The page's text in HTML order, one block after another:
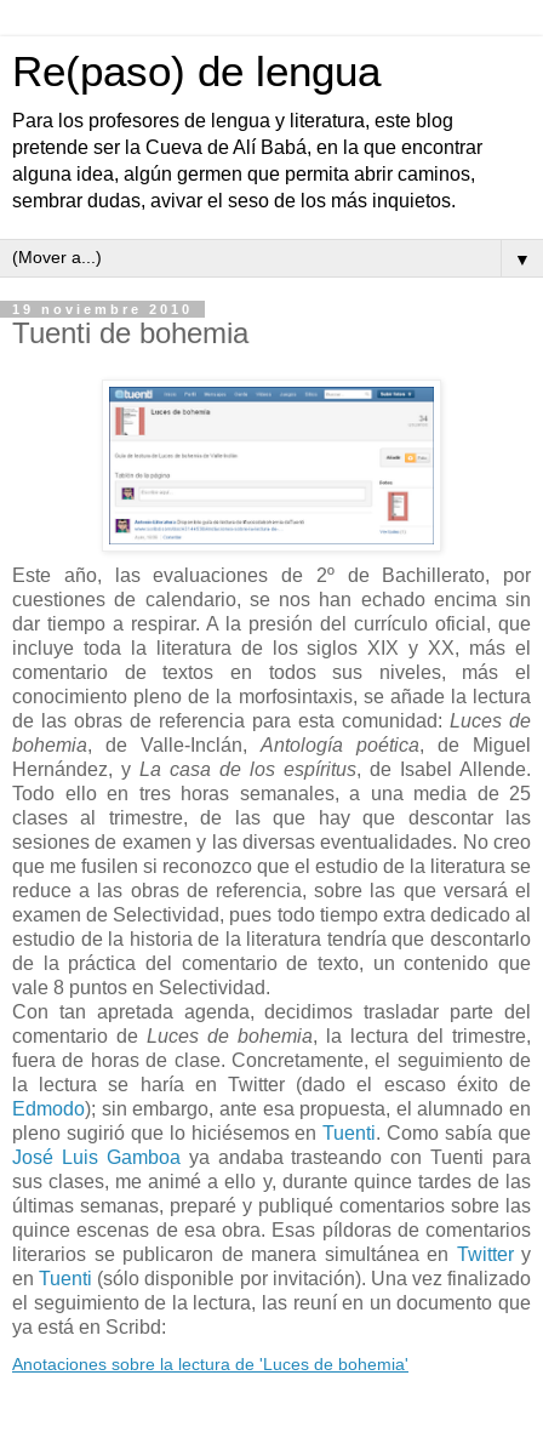
Re(paso) de lengua
Para los profesores de lengua y literatura, este blog
pretende ser la Cueva de Alí Babá, en la que encontrar
alguna idea, algún germen que permita abrir caminos,
sembrar dudas, avivar el seso de los más inquietos.
▼
19 noviembre 2010
Tuenti de bohemia
Este año, las evaluaciones de 2º de Bachillerato, por
cuestiones de calendario, se nos han echado encima sin
dar tiempo a respirar. A la presión del currículo oficial, que
incluye toda la literatura de los siglos XIX y XX, más el
comentario de textos en todos sus niveles, más el
conocimiento pleno de la morfosintaxis, se añade la lectura
de las obras de referencia para esta comunidad: Luces de
bohemia, de Valle-Inclán, Antología poética, de Miguel
Hernández, y La casa de los espíritus, de Isabel Allende.
Todo ello en tres horas semanales, a una media de 25
clases al trimestre, de las que hay que descontar las
sesiones de examen y las diversas eventualidades. No creo
que me fusilen si reconozco que el estudio de la literatura se
reduce a las obras de referencia, sobre las que versará el
examen de Selectividad, pues todo tiempo extra dedicado al
estudio de la historia de la literatura tendría que descontarlo
de la práctica del comentario de texto, un contenido que
vale 8 puntos en Selectividad.
Con tan apretada agenda, decidimos trasladar parte del
comentario de Luces de bohemia, la lectura del trimestre,
fuera de horas de clase. Concretamente, el seguimiento de
la lectura se haría en Twitter (dado el escaso éxito de
Edmodo); sin embargo, ante esa propuesta, el alumnado en
pleno sugirió que lo hiciésemos enTuenti. Como sabía que
José Luis Gamboa ya andaba trasteando con Tuenti para
sus clases, me animé a ello y, durante quince tardes de las
últimas semanas, preparé y publiqué comentarios sobre las
quince escenas de esa obra. Esas píldoras de comentarios
literarios se publicaron de manera simultánea en Twittery
enTuenti (sólo disponible por invitación). Una vez finalizado
el seguimiento de la lectura, las reuní en un documento que
ya está en Scribd:
Anotaciones sobre la lectura de 'Luces de bohemia'